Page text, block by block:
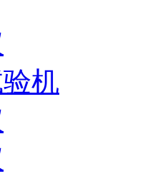
机